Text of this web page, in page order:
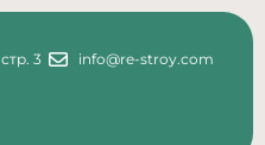
3 info@re-stroy.com